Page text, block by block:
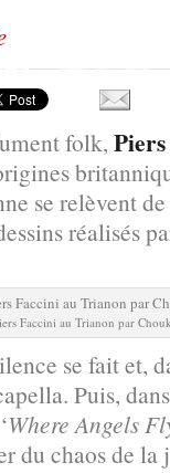
folk,
se relèvent
réalisés
Faccini au Trianon par
se fait et,
Puis,
Where Angels
du chaos de la